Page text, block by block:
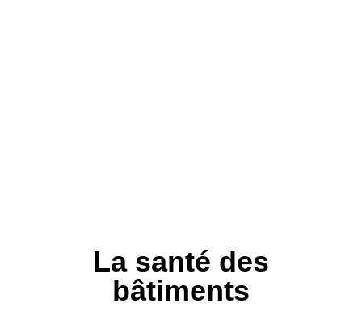
La santé des
bâtiments